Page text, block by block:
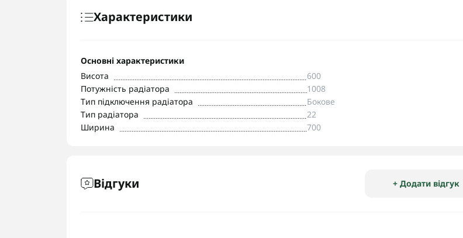
Характеристики
Основні характеристики
Висота
600
Потужність радіатора
1008
Тип підключення радіатора
Бокове
Тип радіатора
22
Ширина
700
Відгуки + Додати відгук